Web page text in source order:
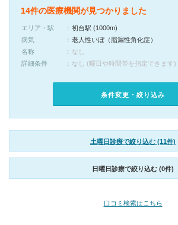
14件の医療機関が見つかりました
エリア・駅
初台駅 (1000m)
病気
老人性いぼ（脂漏性角化症）
名称
なし
詳細条件
なし (曜日や時間帯を指定できます)
条件変更・絞り込み
土曜日診療で絞り込む (11件)
日曜日診療で絞り込む (0件)
口コミ検索はこちら